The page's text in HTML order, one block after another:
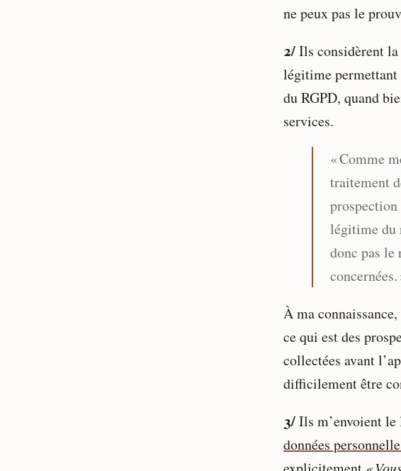
ne peux pas le
2/Ils considèrent
légitime permettant
du RGPD, quand
services.
« Comme
traitement
légitime du
donc pas le
concernées.
À ma
ce qui est des
collectées avant
difficilement être
3/Ils m’envoient le
données
«